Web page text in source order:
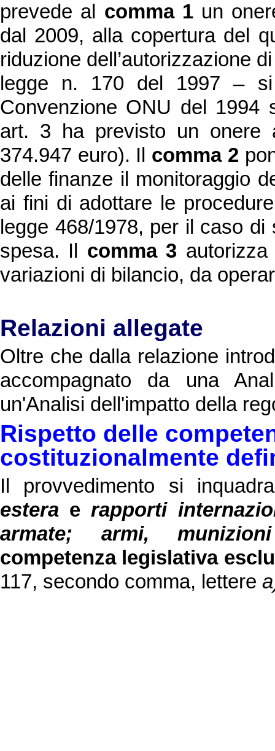
prevede al comma 1un
dal 2009, alla copertura del
riduzione dell’autorizzazione
legge n. 170 del 1997 –
Convenzione ONU del 1994
art. 3 ha previsto un onere
374.947 euro). Il comma 2
delle finanze il monitoraggio
ai fini di adottare le
legge 468/1978, per il caso
spesa. Il comma 3
variazioni di bilancio, da
Relazioni allegate
Oltre che dalla relazione
accompagnato da una
un'Analisi dell'impatto della
Rispetto delle
costituzionalmente
Il provvedimento si
estera e rapporti
armate;
armi,
competenza legislativa
117, secondo comma, lettere